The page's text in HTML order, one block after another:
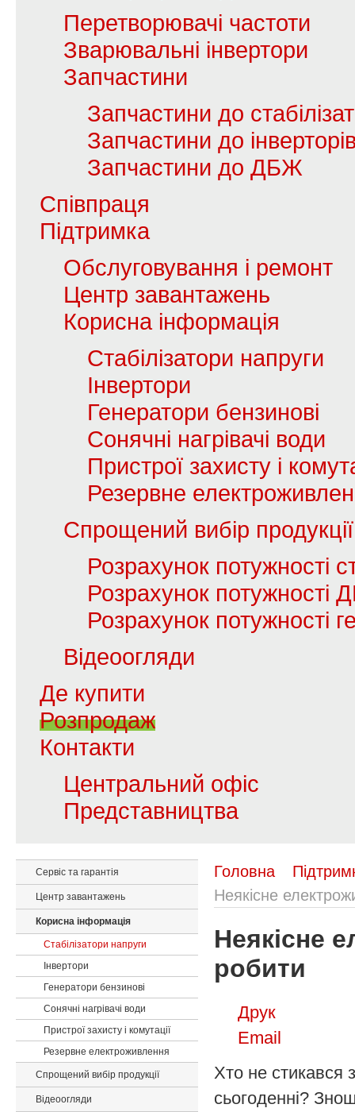
Перетворювачі частоти
Зварювальні інвертори
Запчастини
Запчастини до
Запчастини до
Запчастини до ДБЖ
Співпраця
Підтримка
Обслуговування і ремонт
Центр завантажень
Корисна інформація
Стабілізатори напруги
Інвертори
Генератори бензинові
Сонячні нагрівачі води
Пристрої захисту і
Резервне
Спрощений вибір продукції
Розрахунок потужності
Розрахунок потужності
Розрахунок потужності
Відеоогляди
Де купити
Розпродаж
Контакти
Центральний офіс
Представництва
Головна
Неякісне
Неякісне
робити
Друк
Email
Хто не
сьогоденні?
Сервіс та гарантія
Центр завантажень
Корисна інформація
Стабілізатори напруги
Інвертори
Генератори бензинові
Сонячні нагрівачі води
Пристрої захисту і комутації
Резервне електроживлення
Спрощений вибір продукції
Відеоогляди